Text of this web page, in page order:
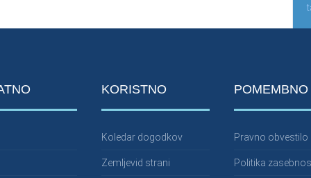
KORISTNO
Koledar dogodkov
Zemljevid strani
POMEMBNO
Pravno obvestilo
Politika